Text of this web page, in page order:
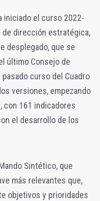
iniciado el curso 2022-
dirección estratégica,
desplegado, que se
último Consejo de
curso del Cuadro
versiones, empezando
con 161 indicadores
el desarrollo de los
Sintético, que
más relevantes que,
objetivos y prioridades